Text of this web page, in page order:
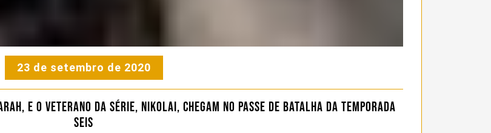
23 de setembro de 2020
e o veterano da série, Nikolai, chegam no Passe de Batalha da Temporada
Seis